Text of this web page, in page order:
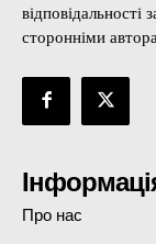
відповідальності
сторонніми
Про нас